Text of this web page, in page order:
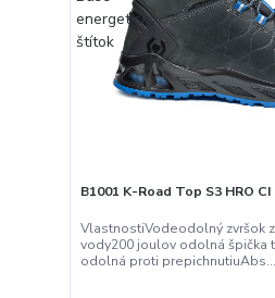
B1001 K-Road Top S3 HRO CI
VlastnostiVodeodolný zvršok
vody200 joulov odolná špička
odolná proti prepichnutiuAbs...